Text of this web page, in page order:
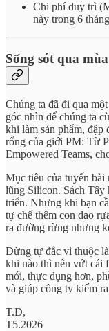
Chi phí duy trì
này trong 6
Sống sót qua
Chúng ta đã đi qua
góc nhìn để chúng ta
khi làm sản phẩm, đập
rống của giới PM: Từ
Empowered Teams,
Mục tiêu của tuyến bài
lũng Silicon. Sách Tây
triển. Nhưng khi bạn
tự chế thêm con dao
ra đường rừng nhưng
Đừng tự đắc vì thuộc
khi nào thì nên vứt cái
mới, thực dụng hơn,
và giúp công ty kiếm
T.D,
T5.2026